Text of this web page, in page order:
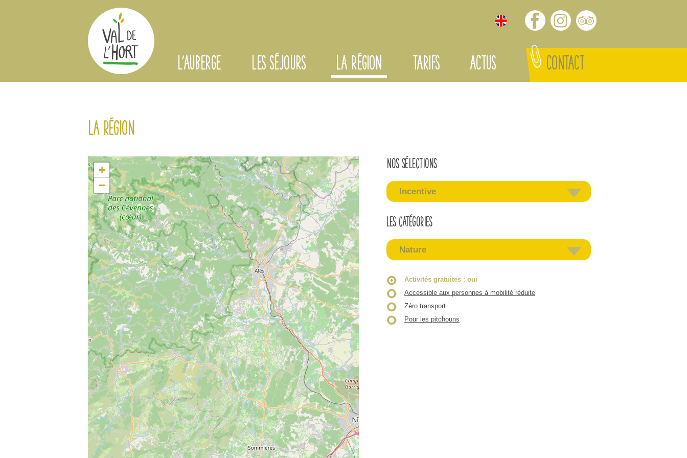
La région
+
−
Nos sélections
Incentive
Les catégories
Nature
Activités gratuites : oui
Accessible aux personnes à mobilité réduite
Zéro transport
Pour les pitchouns
L'AUBERGE LES SÉJOURS LA RÉGION TARIFS ACTUS CONTACT